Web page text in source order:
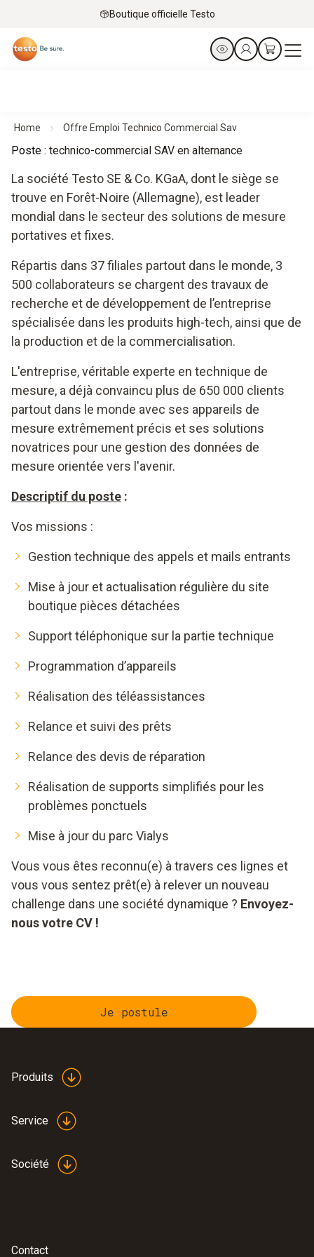
Boutique officielle Testo
Home Offre Emploi Technico Commercial Sav
Poste : technico-commercial SAV en alternance
La société Testo SE & Co. KGaA, dont le siège se
trouve en Forêt-Noire (Allemagne), est leader
mondial dans le secteur des solutions de mesure
portatives et fixes.
Répartis dans 37 filiales partout dans le monde, 3
500 collaborateurs se chargent des travaux de
recherche et de développement de l’entreprise
spécialisée dans les produits high-tech, ainsi que de
la production et de la commercialisation.
L'entreprise, véritable experte en technique de
mesure, a déjà convaincu plus de 650 000 clients
partout dans le monde avec ses appareils de
mesure extrêmement précis et ses solutions
novatrices pour une gestion des données de
mesure orientée vers l'avenir.
Descriptif du poste :
Vos missions :
Gestion technique des appels et mails entrants
Mise à jour et actualisation régulière du site
boutique pièces détachées
Support téléphonique sur la partie technique
Programmation d’appareils
Réalisation des téléassistances
Relance et suivi des prêts
Relance des devis de réparation
Réalisation de supports simplifiés pour les
problèmes ponctuels
Mise à jour du parc Vialys
Vous vous êtes reconnu(e) à travers ces lignes et
vous vous sentez prêt(e) à relever un nouveau
challenge dans une société dynamique ? Envoyez-
nous votre CV !
Je postule
Produits
Service
Société
Contact